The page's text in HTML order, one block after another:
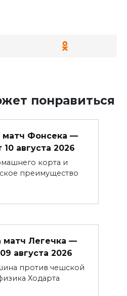
понравиться
матч Фонсека —
августа 2026
корта и
преимущество
матч Легечка —
августа 2026
против чешской
Ходарта